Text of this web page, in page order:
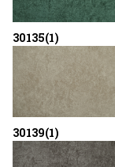
30135(1)
30139(1)